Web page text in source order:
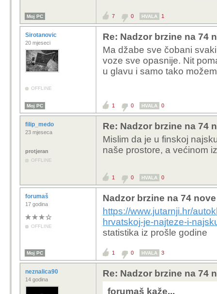
Moj PC 7 0 HVALA 1
Sirotanovic
20 mjeseci
OFFLINE
Re: Nadzor brzine na 74
Ma džabe sve čobani
voze sve opasnije. Nit
u glavu i samo tako
Moj PC 1 0 HVALA 0
filip_medo
23 mjeseca
protjeran
OFFLINE
Re: Nadzor brzine na 74
Mislim da je u finskoj
naše prostore, a većinom
1 0 HVALA 0
forumaš
17 godina
OFFLINE
Nadzor brzine na 74
https://www.jutarnji.hr/
hrvatskoj-je-najteze-i-
statistika iz prošle godine
Moj PC 1 0 HVALA 3
neznalica90
14 godina
Re: Nadzor brzine na 74
forumaš kaže...